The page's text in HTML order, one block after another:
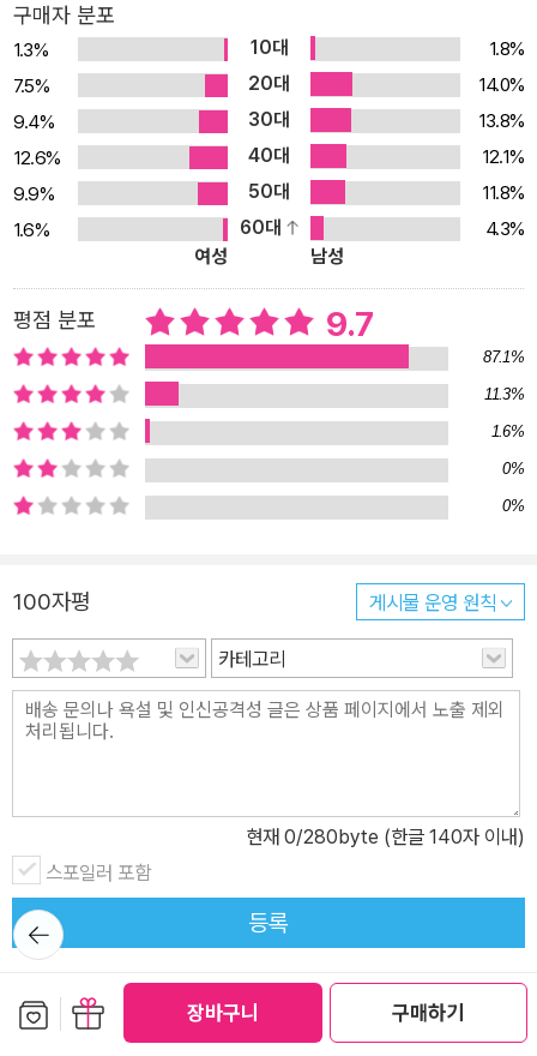
장바구니 구매하기
치의 광기 등 최근의 여러 현상에 관해 명확한 관찰과 분석을 가능하
게 한다. 군중의 마음을 얻어야 하는 리더들의 필독서인 『군중심리』
를 풍성한 배경지식이 담긴 이미지와 깊은 해제, 원문에 충실한 완역
으로 선보인다. 정신분석학 창시자 프로이트, 지도자의 표상 드골, 현
대 PR의 아버지 베네이스, 주식의 신 코스톨라니… 다양한 분야의 선
구자들에게 영감을 불어넣은 책 “대중에 관한 모든 연구는 이 책으로
시작해야 한다.” 프린스턴 대학교 역사학과 명예교수인 앤슨 라빈바
흐의 말이다. 그의 평가처럼 귀스타브 르 봉의 『군중심리』는 1895년
입문서로 자리를 굳게 지키고 있다. 정신분석학 창시자인 지그문트
프로이트를 비롯해 수많은 학자가 이 책에서 전개한 르 봉의 이론을
토대로 자신의 학설을 세워나갔다. 성격심리학의 대가이자 하버드 대
학교 교수였던 고든 올포트는 『군중심리』를 “사회심리학 영역에서
가장 큰 영향력을 끼친 책”이라고 극찬했다. 이 책은 심리학과 사회학
을 뛰어넘어 다양한 분야에 영향을 끼쳤다. 홍보를 산업으로 정립한
적 투자자 앙드레 코스톨라니 등 수많은 리더가 르 봉의 이론을 응용
해 큰 성과를 거두었으며, 이 책을 필독서로 꼽았다. 책 한 권이 이토
록 여러 분야의 발전에 한몫한 것은 무척 드문 일이다. 무엇보다 130
여 년 전에 쓴 책이 오늘날의 사회현상을 분석하는 데 여전히 유용한
관점을 제시하며, 사례로 든 인간 군상의 모습이 지금 세태와 다르지
육, 종교… 광고와 마케팅까지 군중의 마음을 얻어야 하는 모든 리더
의 필독서 “예비군 효과”라는 말이 있다. 멀쩡한 사람이 예비군복만
입으면 껄렁대면서 일탈하는 모습을 빗댄 표현이다. 악플러들을 붙잡
던 훌리건의 상당수는 소심한 자들이었으며, 개인적으로는 나무랄 데
없는 성품과 학식을 갖춘 사람들이 소속 집단의 편향된 여론에 휩쓸
구매자 분포
1.3% 10대
1.8%
7.5%
20대
14.0%
9.4%
30대
13.8%
12.6%
40대
12.1%
9.9%
50대
11.8%
1.6%
60대
4.3%
여성
남성
평점 분포 9.7
87.1%
11.3%
1.6%
0%
0%
100자평 게시물 운영 원칙
카테고리
현재 0/280byte (한글 140자 이내)
스포일러 포함
등록
구매자 (12)
2022-02-22
뒤로가
기